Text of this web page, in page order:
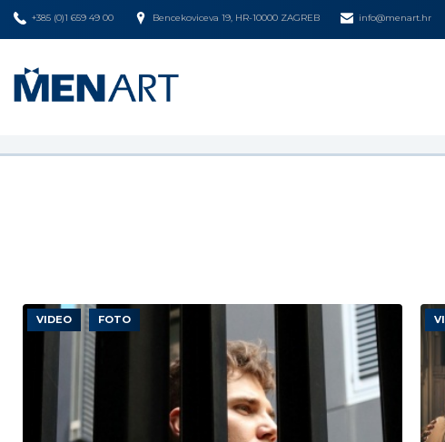
+385 (0)1 659 49 00 Bencekoviceva 19, HR-10000 ZAGREB info@menart.hr
VIDEO FOTO